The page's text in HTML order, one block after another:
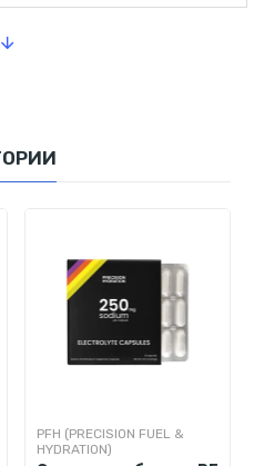
на капсулу как
комитетом (МОК)
эффективного увлажнения
или после воздействия
пищи
таблеток создал доктор
также является заядлым
PFH (PRECISION FUEL &
HYDRATION)